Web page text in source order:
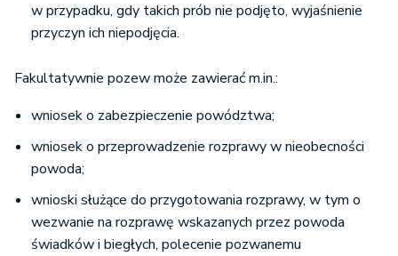
w przypadku, gdy takich prób nie podjęto, wyjaśnienie
przyczyn ich niepodjęcia.
Fakultatywnie pozew może zawierać m.in.:
wniosek o zabezpieczenie powództwa;
wniosek o przeprowadzenie rozprawy w nieobecności
powoda;
wnioski służące do przygotowania rozprawy, w tym o
wezwanie na rozprawę wskazanych przez powoda
świadków i biegłych, polecenie pozwanemu